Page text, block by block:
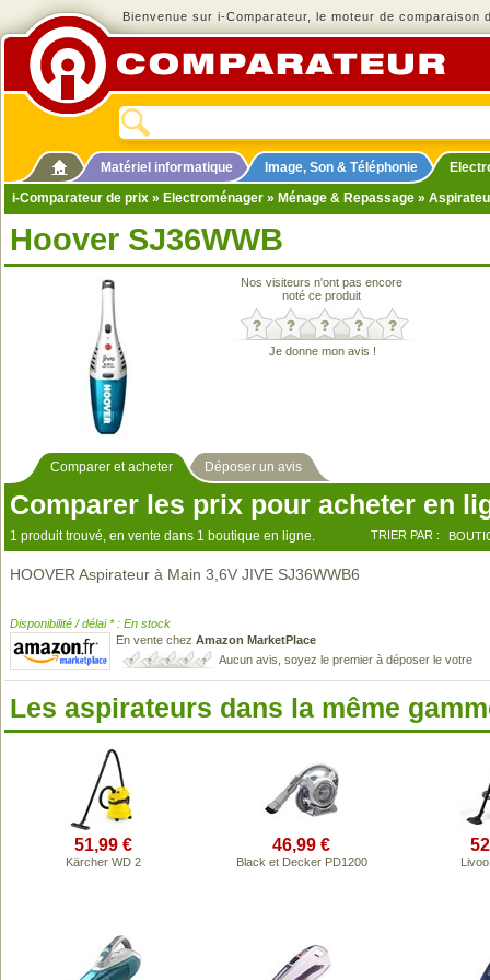
Bienvenue sur i-Comparateur, le moteur de comparaison
Matériel informatique Image, Son & Téléphonie
i-Comparateur de prix » Electroménager » Ménage & Repassage »
Hoover SJ36WWB
Nos visiteurs n'ont pas encore
noté ce produit
Je donne mon avis !
Comparer et acheter Déposer un avis
Comparer les prix pour acheter en
1 produit trouvé, en vente dans 1 boutique en ligne. TRIER PAR :
HOOVER Aspirateur à Main 3,6V JIVE SJ36WWB6
Disponibilité / délai * : En stock
En vente chez Amazon MarketPlace
Aucun avis, soyez le premier à déposer le votre
Les aspirateurs dans la même
51,99 €
Kärcher WD 2
46,99 €
Black et Decker PD1200